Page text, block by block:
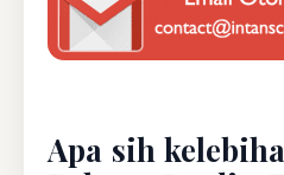
Apa sih